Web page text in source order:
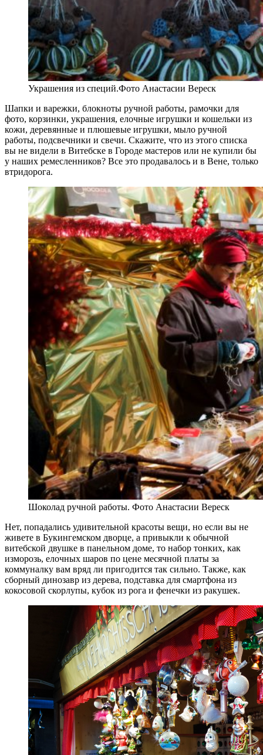
Украшения из специй.Фото Анастасии Вереск
Шапки и варежки, блокноты ручной работы, рамочки для
фото, корзинки, украшения, елочные игрушки и кошельки из
кожи, деревянные и плюшевые игрушки, мыло ручной
работы, подсвечники и свечи. Скажите, что из этого списка
вы не видели в Витебске в Городе мастеров или не купили бы
у наших ремесленников? Все это продавалось и в Вене, только
втридорога.
Шоколад ручной работы. Фото Анастасии Вереск
Нет, попадались удивительной красоты вещи, но если вы не
живете в Букингемском дворце, а привыкли к обычной
витебской двушке в панельном доме, то набор тонких, как
изморозь, елочных шаров по цене месячной платы за
коммуналку вам вряд ли пригодится так сильно. Также, как
сборный динозавр из дерева, подставка для смартфона из
кокосовой скорлупы, кубок из рога и фенечки из ракушек.